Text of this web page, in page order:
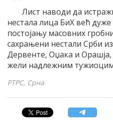
Лист наводи да
нестала лица БиХ већ дуже
постојању масовних
сахрањени нестали Срби
Дервенте, Оџака и
жели надлежним
РТРС, Срна